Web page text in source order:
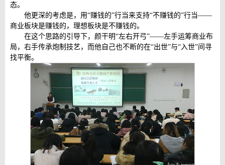
态。
他更深的考虑是，用“赚钱的”行当来支持“不赚钱的”行当——
商业板块是赚钱的，理想板块是不赚钱的。
在这个思路的引导下，颜干明“左右开弓”——左手运筹商业布
局，右手传承炮制技艺，而他自己也不断的在“出世”与“入世”间寻
找平衡。